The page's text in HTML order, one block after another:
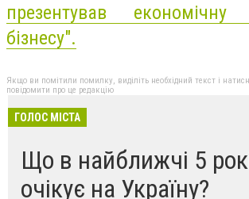
презентував
бізнесу".
Якщо ви помітили помилку, виділіть необхідний текст і
повідомити про це редакцію
ГОЛОС МІСТА
Що в найближчі 5
очікує на Україну?